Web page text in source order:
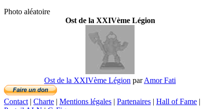
Photo aléatoire
Ost de la XXIVème Légion
Ost de la XXIVème Légion parAmor Fati
Contact| Charte | Mentions légales | Partenaires | Hall of Fame |